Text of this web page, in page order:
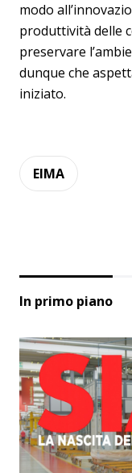
modo
produttività delle
preservare
dunque che
iniziato.
EIMA
In primo piano